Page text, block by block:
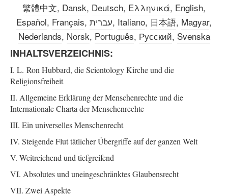
繁體中文, Dansk, Deutsch, Ελληνικά, English,
Español, Français, עברית, Italiano, 日本語, Magyar,
Nederlands, Norsk, Português, Русский, Svenska
INHALTSVERZEICHNIS:
I. L. Ron Hubbard, die Scientology Kirche und die
Religionsfreiheit
II. Allgemeine Erklärung der Menschenrechte und die
Internationale Charta der Menschenrechte
III. Ein universelles Menschenrecht
IV. Steigende Flut tätlicher Übergriffe auf der ganzen Welt
V. Weitreichend und tiefgreifend
VI. Absolutes und uneingeschränktes Glaubensrecht
VII. Zwei Aspekte